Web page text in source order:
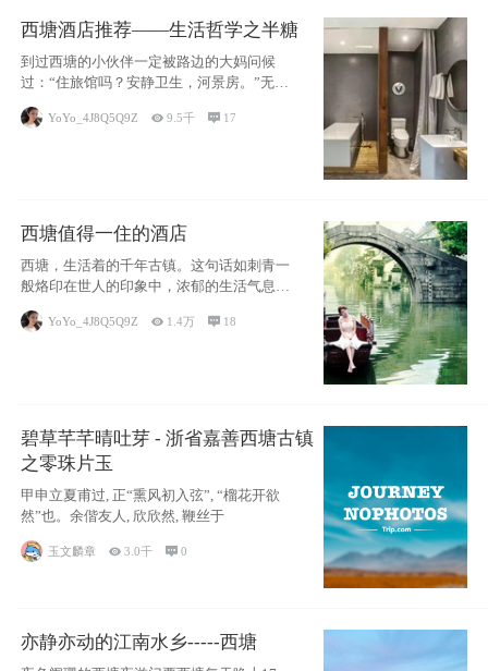
西塘酒店推荐——生活哲学之半糖
到过西塘的小伙伴一定被路边的大妈问候
过：“住旅馆吗？安静卫生，河景房。”无意
YoYo_4J8Q5Q9Z 9.5千  17
西塘值得一住的酒店
西塘，生活着的千年古镇。这句话如刺青一
般烙印在世人的印象中，浓郁的生活气息，
小桥流水
YoYo_4J8Q5Q9Z  1.4万  18
碧草芊芊晴吐芽 - 浙省嘉善西塘古镇
之零珠片玉
甲申立夏甫过, 正“熏风初入弦”, “榴花开欲
然”也。余偕友人, 欣欣然, 鞭丝于
玉文麟章  3.0千 0
亦静亦动的江南水乡-----西塘